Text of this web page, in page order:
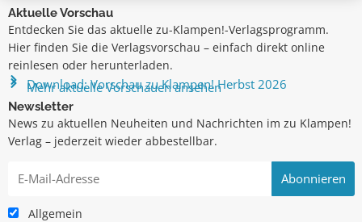
Aktuelle Vorschau
Entdecken Sie das aktuelle zu-Klampen!-Verlagsprogramm.
Hier finden Sie die Verlagsvorschau – einfach direkt online
reinlesen oder herunterladen.
Download: Vorschau zu Klampen! Herbst 2026
Mehr aktuelle Vorschauen ansehen
Newsletter
News zu aktuellen Neuheiten und Nachrichten im zu Klampen!
Verlag – jederzeit wieder abbestellbar.
Allgemein